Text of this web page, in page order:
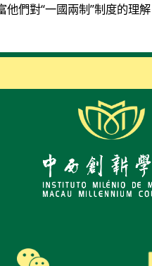
們對“一國兩制”制度的理